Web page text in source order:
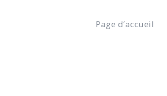
Page d’accueil